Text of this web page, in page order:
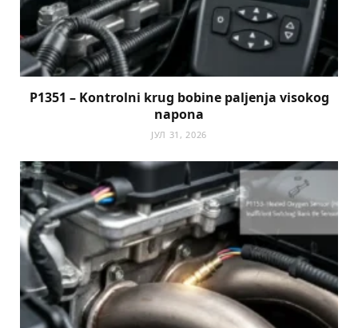
P1351 – Kontrolni krug bobine paljenja visokog
napona
ЈУЛ 31, 2026